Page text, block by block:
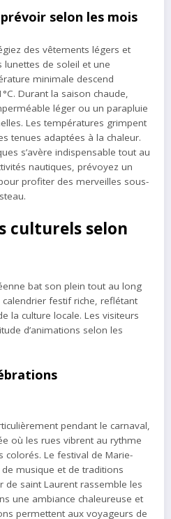
selon les mois
des vêtements légers et
lunettes de soleil et une
minimale descend
Durant la saison chaude,
léger ou un parapluie
Les températures grimpent
tenues adaptées à la chaleur.
s’avère indispensable tout au
nautiques, prévoyez un
profiter des merveilles sous-
culturels selon
bat son plein tout au long
calendrier festif riche, reflétant
la culture locale. Les visiteurs
d’animations selon les
pendant le carnaval,
où les rues vibrent au rythme
Le festival de Marie-
musique et de traditions
de saint Laurent rassemble les
une ambiance chaleureuse et
permettent aux voyageurs de